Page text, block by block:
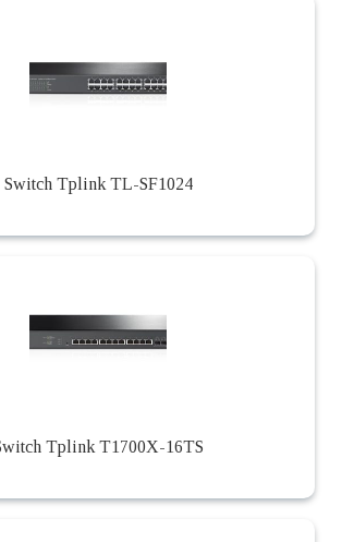
Switch Tplink TL-SF1024
Tplink T1700X-16TS